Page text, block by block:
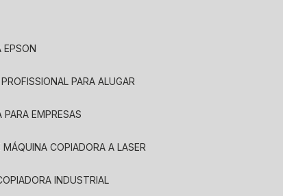
EPSON
PARA ALUGAR
PARA EMPRESAS
MÁQUINA COPIADORA A LASER
INDUSTRIAL